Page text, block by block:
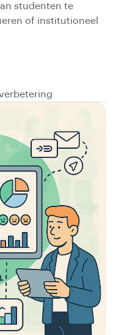
studenten te
of institutioneel